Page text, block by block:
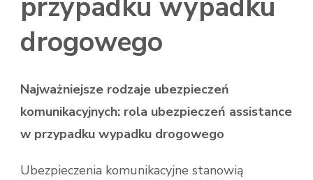
przypadku wypadku
drogowego
Najważniejsze rodzaje ubezpieczeń
komunikacyjnych: rola ubezpieczeń assistance
w przypadku wypadku drogowego
Ubezpieczenia komunikacyjne stanowią